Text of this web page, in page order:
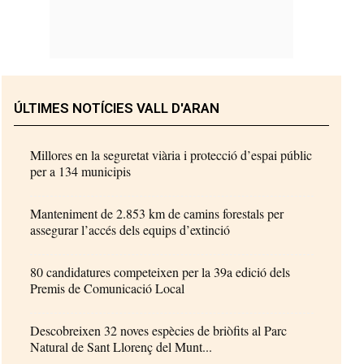
ÚLTIMES NOTÍCIES VALL D'ARAN
Millores en la seguretat viària i protecció d’espai públic
per a 134 municipis
Manteniment de 2.853 km de camins forestals per
assegurar l’accés dels equips d’extinció
80 candidatures competeixen per la 39a edició dels
Premis de Comunicació Local
Descobreixen 32 noves espècies de briòfits al Parc
Natural de Sant Llorenç del Munt...